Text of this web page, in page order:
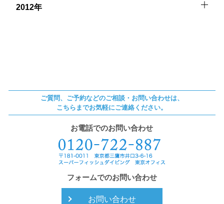
2012年
ご質問、ご予約などのご相談・お問い合わせは、
こちらまでお気軽にご連絡ください。
お電話でのお問い合わせ
フォームでのお問い合わせ
お問い合わせ